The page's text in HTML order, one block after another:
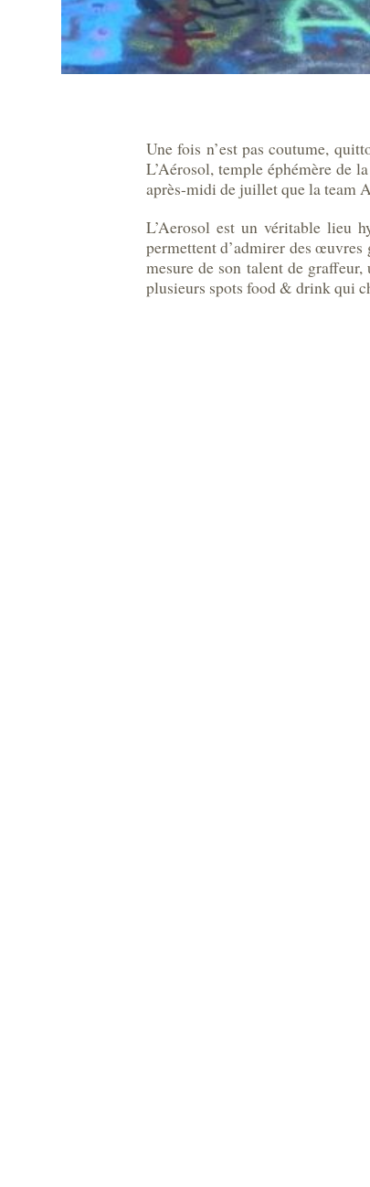
Une fois n’est pas coutume,
L’Aérosol, temple éphémère de
après-midi de juillet que la team
L’Aerosol est un véritable lieu
permettent d’admirer des
mesure de son talent de
plusieurs spots food & drink qui